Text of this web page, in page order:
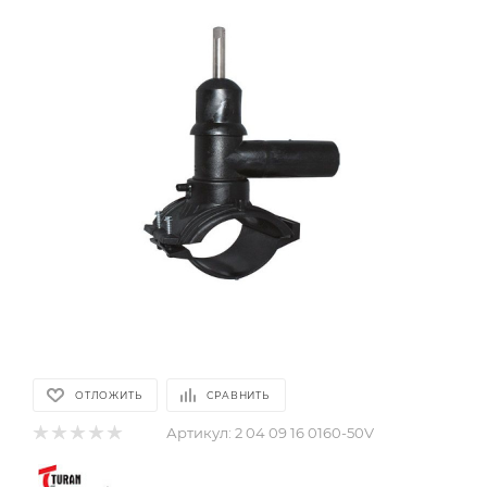
ОТЛОЖИТЬ СРАВНИТЬ
Артикул: 2 04 09 16 0160-50V